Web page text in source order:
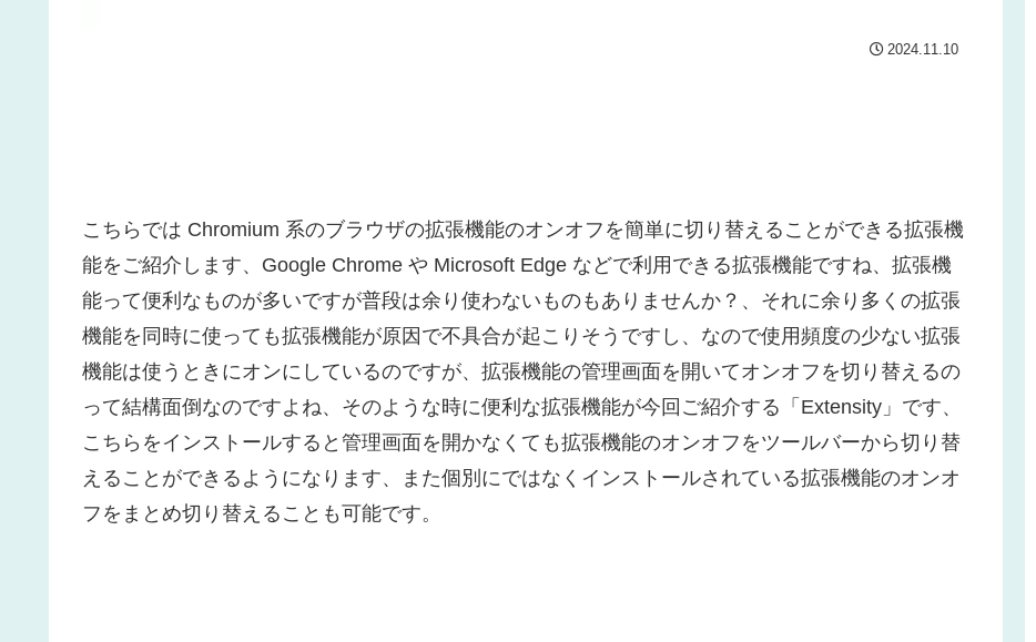
2024.11.10
こちらでは Chromium 系のブラウザの拡張機能のオンオフを簡単に切り替えることができる拡張機
能をご紹介します、Google Chrome や Microsoft Edge などで利用できる拡張機能ですね、拡張機
能って便利なものが多いですが普段は余り使わないものもありませんか？、それに余り多くの拡張
機能を同時に使っても拡張機能が原因で不具合が起こりそうですし、なので使用頻度の少ない拡張
機能は使うときにオンにしているのですが、拡張機能の管理画面を開いてオンオフを切り替えるの
って結構面倒なのですよね、そのような時に便利な拡張機能が今回ご紹介する「Extensity」です、
こちらをインストールすると管理画面を開かなくても拡張機能のオンオフをツールバーから切り替
えることができるようになります、また個別にではなくインストールされている拡張機能のオンオ
フをまとめ切り替えることも可能です。